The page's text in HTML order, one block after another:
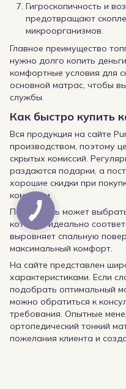
Гигроскопичность и
предотвращают
микроорганизмов.
Главное преимущество
нужно долго копить
комфортные условия для
основной матрас, чтобы
службы.
Как быстро купить
Вся продукция на сайте
производством, поэтому
скрытых комиссий.
раздаются подарки, а
хорошие скидки при
компании.
Покупатель может
который идеально
выровняет спальную
максимальный комфорт.
На сайте представлен
характеристиками. Если
подобрать оптимальный
можно обратиться к
требования. Опытные
ортопедический тонкий
пожелания клиента и